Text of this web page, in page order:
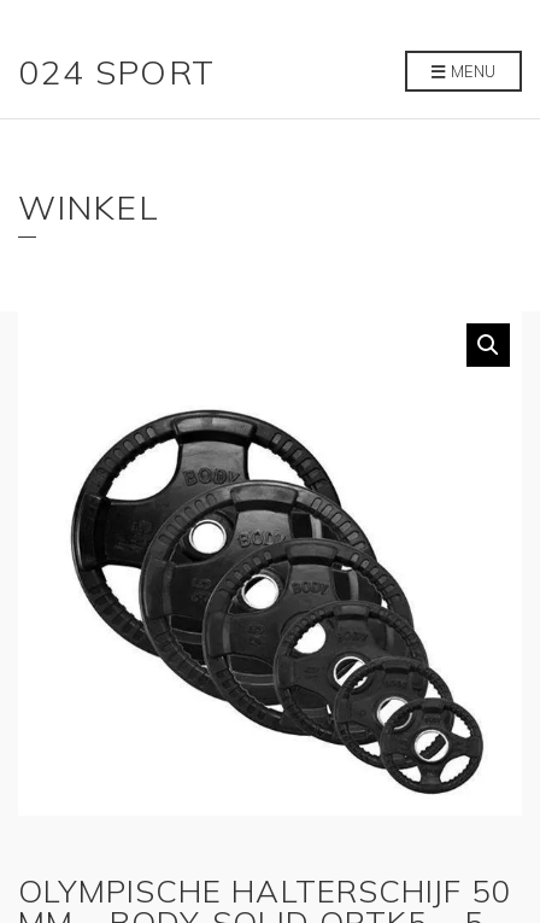
024 SPORT MENU
WINKEL
OLYMPISCHE HALTERSCHIJF 50